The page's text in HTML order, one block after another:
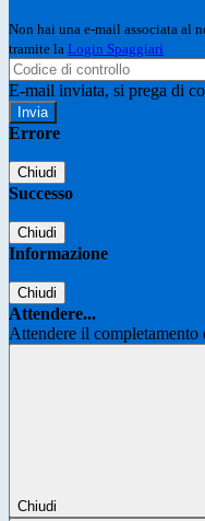
Non hai una e-mail associata al
tramite la Login Spaggiari
E-mail inviata, si prega di
Errore
Chiudi
Successo
Chiudi
Informazione
Chiudi
Attendere...
Attendere il completamento
Chiudi